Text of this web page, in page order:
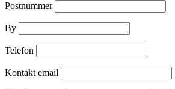
Postnummer
By
Telefon
Kontakt email